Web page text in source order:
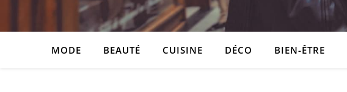
MODE BEAUTÉ CUISINE DÉCO BIEN-ÊTRE